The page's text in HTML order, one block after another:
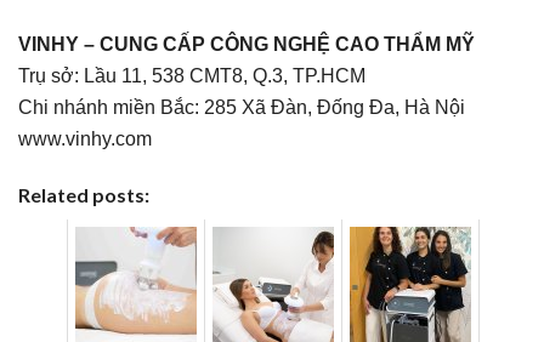
VINHY – CUNG CẤP CÔNG NGHỆ CAO THẨM MỸ
Trụ sở: Lầu 11, 538 CMT8, Q.3, TP.HCM
Chi nhánh miền Bắc: 285 Xã Đàn, Đống Đa, Hà Nội
www.vinhy.com
Related posts: